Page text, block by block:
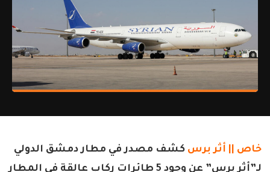
خاص || أثر برس كشف مصدر في مطار دمشق الدولي
لـ”أثر برس” عن وجود 5 طائرات ركاب عالقة في المطار